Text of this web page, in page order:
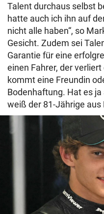
Talent durchaus selbst
hatte auch ich ihn auf
nicht alle haben“, so
Gesicht. Zudem sei
Garantie für eine
einen Fahrer, der
kommt eine Freundin
Bodenhaftung. Hat es ja
weiß der 81-Jährige aus